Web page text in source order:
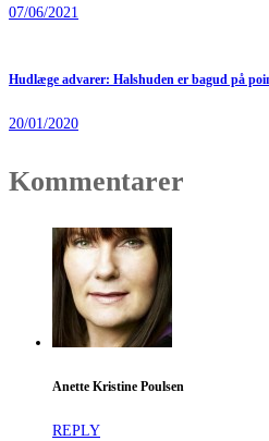
07/06/2021
Hudlæge advarer: Halshuden er bagud på
20/01/2020
Kommentarer
Anette Kristine Poulsen
REPLY